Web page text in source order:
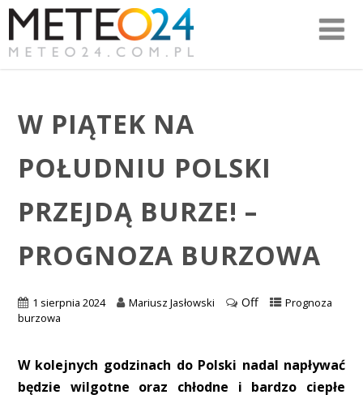
W PIĄTEK NA
POŁUDNIU POLSKI
PRZEJDĄ BURZE! –
PROGNOZA BURZOWA
1 sierpnia 2024 Mariusz Jasłowski Off
Prognoza
burzowa
W kolejnych godzinach do Polski nadal napływać
będzie wilgotne oraz chłodne i bardzo ciepłe